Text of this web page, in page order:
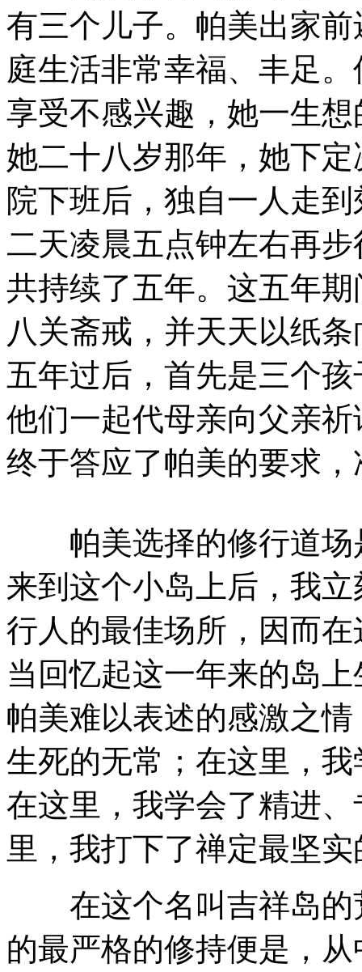
有三个儿子。帕美出家
庭生活非常幸福、丰足
享受不感兴趣，她一生
她二十八岁那年，她下
院下班后，独自一人走
二天凌晨五点钟左右再
共持续了五年。这五年
八关斋戒，并天天以纸
五年过后，首先是三个
他们一起代母亲向父亲
终于答应了帕美的要求
帕美选择的修行道场
来到这个小岛上后，我
行人的最佳场所，因而
当回忆起这一年来的岛
帕美难以表述的感激之
生死的无常；在这里，
在这里，我学会了精进
里，我打下了禅定最坚
在这个名叫吉祥岛的
的最严格的修持便是，